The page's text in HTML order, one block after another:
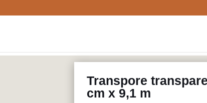
Transpore
cm x 9,1 m